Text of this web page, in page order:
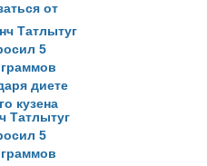
от
поездок
РФ
Татлытуг
5